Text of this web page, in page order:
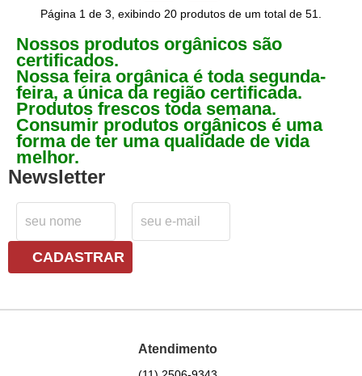
Página 1 de 3, exibindo 20 produtos de um total de 51.
Nossos produtos orgânicos são
certificados.
Nossa feira orgânica é toda segunda-
feira, a única da região certificada.
Produtos frescos toda semana.
Consumir produtos orgânicos é uma
forma de ter uma qualidade de vida
melhor.
Newsletter
CADASTRAR
Atendimento